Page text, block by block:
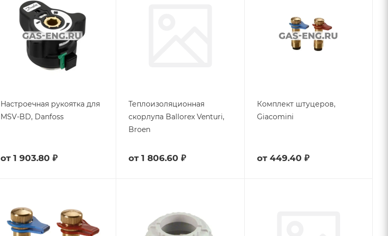
Настроечная рукоятка для
MSV-BD, Danfoss
от 1 903.80 ₽
Теплоизоляционная
скорлупа Ballorex Venturi,
Broen
от 1 806.60 ₽
Комплект штуцеров,
Giacomini
от 449.40 ₽